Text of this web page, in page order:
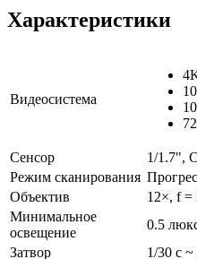
Характеристики
Видеосистема
Сенсор
1/1.7",
Режим сканирования
Объектив
12×, f =
Минимальное
освещение
0.5
Затвор
1/30 с